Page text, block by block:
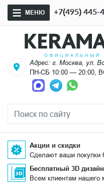
МЕНЮ +7(495) 445-
Адрес: г. Москва, ул.
ПН-СБ 10:00 — 20:00,
Акции и скидки
Сделают ваши покупки
Бесплатный 3D дизайн
Всем клиентам нашего